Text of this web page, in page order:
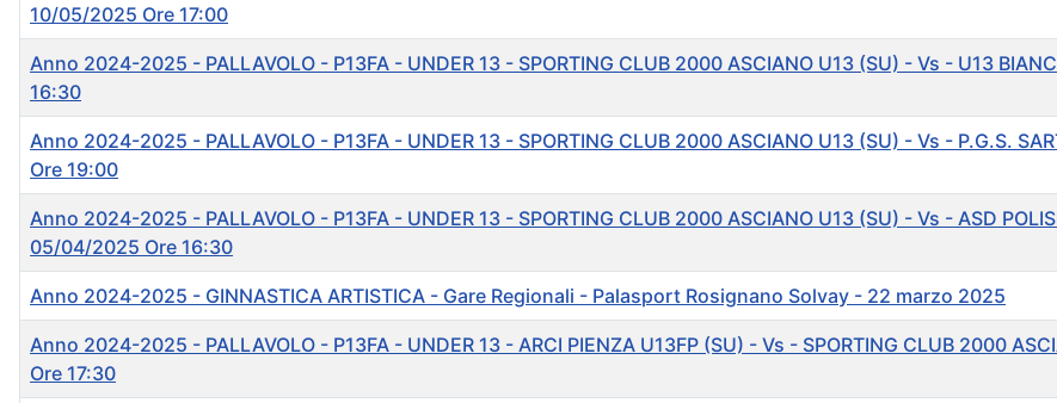
10/05/2025 Ore 17:00
Anno 2024-2025 - PALLAVOLO - P13FA - UNDER 13 - SPORTING CLUB 2000 ASCIANO U13 (SU) - Vs - U13
16:30
Anno 2024-2025 - PALLAVOLO - P13FA - UNDER 13 - SPORTING CLUB 2000 ASCIANO U13 (SU) - Vs - P.G.S.
Ore 19:00
Anno 2024-2025 - PALLAVOLO - P13FA - UNDER 13 - SPORTING CLUB 2000 ASCIANO U13 (SU) - Vs - ASD
05/04/2025 Ore 16:30
Anno 2024-2025 - GINNASTICA ARTISTICA - Gare Regionali - Palasport Rosignano Solvay - 22 marzo 2025
Anno 2024-2025 - PALLAVOLO - P13FA - UNDER 13 - ARCI PIENZA U13FP (SU) - Vs - SPORTING CLUB 2000
Ore 17:30